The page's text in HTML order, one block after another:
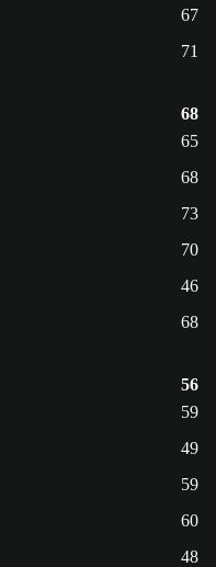
67
71
68
65
68
73
70
46
68
56
59
49
59
60
48